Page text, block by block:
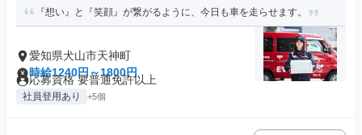
『想い』と『笑顔』が繋がるように、今日も車を走らせます。
愛知県犬山市天神町
時給1240円～1800円
応募資格 要普通免許以上
社員登用あり +5個